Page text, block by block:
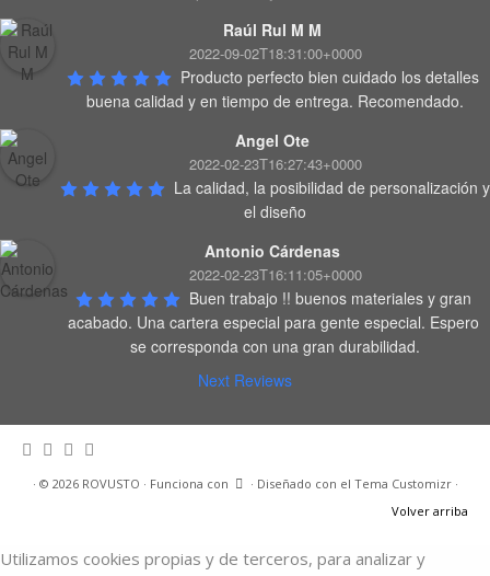
Raúl Rul M M
2022-09-02T18:31:00+0000
Producto perfecto bien cuidado los detalles
buena calidad y en tiempo de entrega. Recomendado.
Angel Ote
2022-02-23T16:27:43+0000
La calidad, la posibilidad de personalización y
el diseño
Antonio Cárdenas
2022-02-23T16:11:05+0000
Buen trabajo !! buenos materiales y gran
acabado. Una cartera especial para gente especial. Espero
se corresponda con una gran durabilidad.
Next Reviews
· © 2026 ROVUSTO · Funciona con · Diseñado con el Tema Customizr·
Volver arriba
Utilizamos cookies propias y de terceros, para analizar y